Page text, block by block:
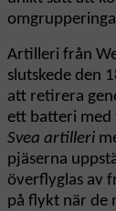
Artilleri från
slutskede den
att retirera
ett batteri med
Svea artilleri
pjäserna
överflyglas av
på flykt när de